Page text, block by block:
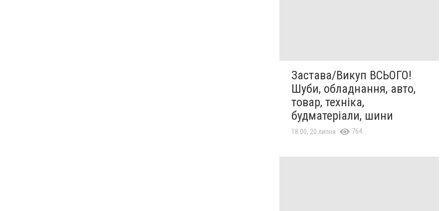
Застава/Викуп ВСЬОГО!
Шуби, обладнання, авто,
товар, техніка,
будматеріали, шини
18:00, 20 липня 764